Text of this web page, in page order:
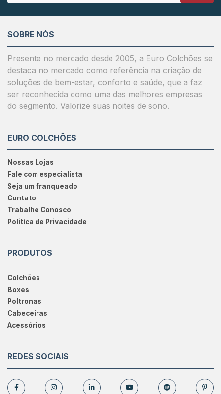
SOBRE NÓS
Presente no mercado desde 2005, a Euro Colchões se
destaca no mercado como referência na criação de
soluções de bem-estar, conforto e saúde, que a faz
ser reconhecida como uma das melhores empresas
do segmento. Valorize suas noites de sono.
EURO COLCHÕES
Nossas Lojas
Fale com especialista
Seja um franqueado
Contato
Trabalhe Conosco
Politíca de Privacidade
PRODUTOS
Colchões
Boxes
Poltronas
Cabeceiras
Acessórios
REDES SOCIAIS